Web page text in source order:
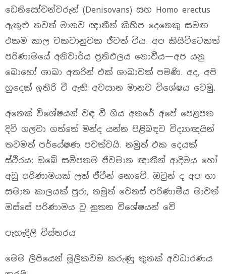
ඩෙනිසෝවන්වරුන් (Denisovans) සහ Homo erectus
ඇතුළු තවත් මානව ඥාතීන් කිහිප දෙනෙකු සමඟ
එකම කාල වකවානුවක ජීවත් විය. අප කිසිවිටෙකත්
පරිණාමයේ අනිවාර්ය ප්‍රතිඵලය නොවීය—අප යනු
බොහෝ ශාඛා අතරින් එක් ශාඛාවක් පමණි. අද, අපි
හුදෙක් ඉතිරි වී ඇති අවසාන මානව විශේෂය වෙමු.
අනෙක් විශේෂයන් වඳ වී ගිය අතරේ අපේ පෙළපත
දිවි ගලවා ගත්තේ මන්ද යන්න පිළිබඳව විද්‍යාඥයින්
තවමත් පර්යේෂණ පවත්වයි. නමුත් එක දෙයක්
ස්ථිරය: ඔබේ සමීපතම ජීවමාන ඥාතීන් ආදිමය හෝ
අඩු පරිණාමයක් ලත් ජීවීන් නොවේ. ඔවුන් ද අප හා
සමාන කාලයක් පුරා, නමුත් වෙනස් පරිණාමීය මාවත්
ඔස්සේ පරිණාමය වූ නූතන විශේෂයන් වේ
පැහැදිලි විස්තරය
මෙම ලිපියෙන් මූලිකවම කරුණු තුනක් අවධාරණය